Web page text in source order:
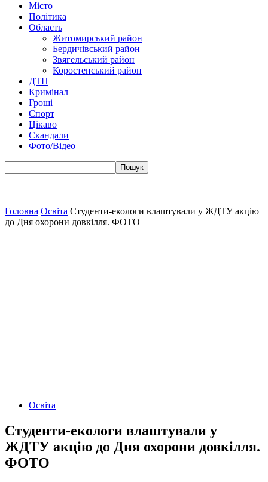
Місто
Політика
Область
Житомирський район
Бердичівський район
Звягельський район
Коростенський район
ДТП
Кримінал
Гроші
Спорт
Цікаво
Скандали
Фото/Відео
Головна Освіта Студенти-екологи влаштували у ЖДТУ акцію
до Дня охорони довкілля. ФОТО
Освіта
Студенти-екологи влаштували у
ЖДТУ акцію до Дня охорони довкілля.
ФОТО